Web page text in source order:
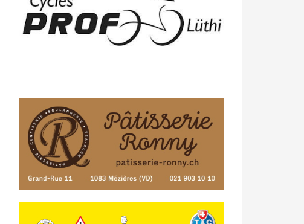
14/04 -Photos -Les photos du 5e GP
de Semsales